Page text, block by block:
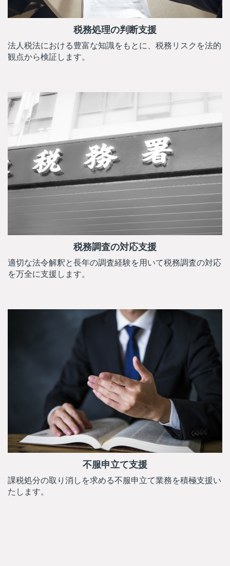
税務処理の判断支援
法人税法における豊富な知識をもとに、税務リスクを法的
観点から検証します。
税務調査の対応支援
適切な法令解釈と長年の調査経験を用いて税務調査の対応
を万全に支援します。
不服申立て支援
課税処分の取り消しを求める不服申立て業務を積極支援い
たします。